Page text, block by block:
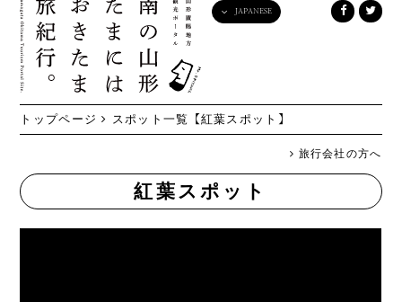
JAPANESE
繁體中文
トップページ スポット一覧 【紅葉スポット】
旅行会社の方へ
紅葉スポット